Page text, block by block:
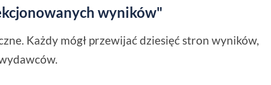
wyników"
Każdy mógł przewijać dziesięć stron wyników,